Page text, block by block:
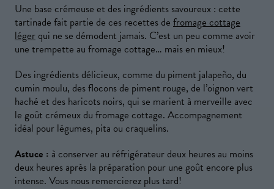
Une base crémeuse et des ingrédients savoureux : cette
tartinade fait partie de ces recettes de fromage cottage
légerqui ne se démodent jamais. C’est un peu comme avoir
une trempette au fromage cottage… mais en mieux!
Des ingrédients délicieux, comme du piment jalapeño, du
cumin moulu, des flocons de piment rouge, de l’oignon vert
haché et des haricots noirs, qui se marient à merveille avec
le goût crémeux du fromage cottage. Accompagnement
idéal pour légumes, pita ou craquelins.
Astuce : à conserver au réfrigérateur deux heures au moins
deux heures après la préparation pour une goût encore plus
intense. Vous nous remercierez plus tard!